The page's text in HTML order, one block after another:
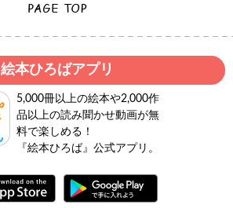
絵本ひろばアプリ
5,000冊以上の絵本や2,000作
品以上の読み聞かせ動画が無
料で楽しめる！
『絵本ひろば』公式アプリ。